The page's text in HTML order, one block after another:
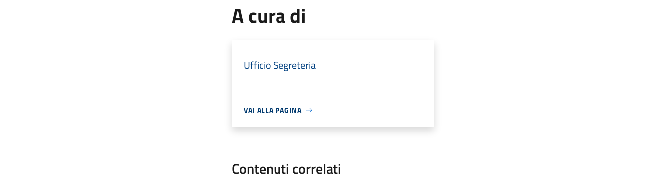
A cura di
Ufficio Segreteria
VAI ALLA PAGINA
Contenuti correlati